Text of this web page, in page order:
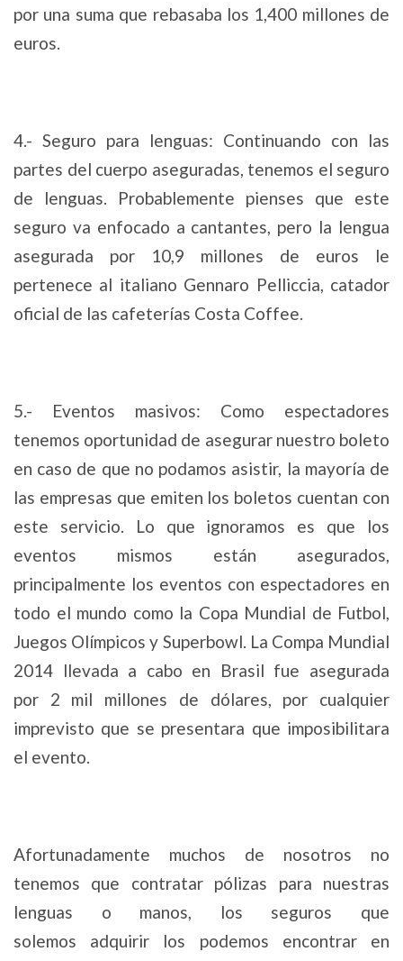
por una suma que rebasaba los 1,400 millones de
euros.
4.- Seguro para lenguas: Continuando con las
partes del cuerpo aseguradas, tenemos el seguro
de lenguas. Probablemente pienses que este
seguro va enfocado a cantantes, pero la lengua
asegurada por 10,9 millones de euros le
pertenece al italiano Gennaro Pelliccia, catador
oficial de las cafeterías Costa Coffee.
5.- Eventos masivos: Como espectadores
tenemos oportunidad de asegurar nuestro boleto
en caso de que no podamos asistir, la mayoría de
las empresas que emiten los boletos cuentan con
este servicio. Lo que ignoramos es que los
eventos mismos están asegurados,
principalmente los eventos con espectadores en
todo el mundo como la Copa Mundial de Futbol,
Juegos Olímpicos y Superbowl. La Compa Mundial
2014 llevada a cabo en Brasil fue asegurada
por 2 mil millones de dólares, por cualquier
imprevisto que se presentara que imposibilitara
el evento.
Afortunadamente muchos de nosotros no
tenemos que contratar pólizas para nuestras
lenguas o manos, los seguros que
solemos adquirir los podemos encontrar en